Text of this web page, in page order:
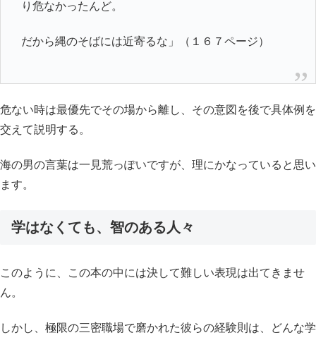
り危なかったんど。
だから縄のそばには近寄るな」（１６７ページ）
危ない時は最優先でその場から離し、その意図を後で具体例を
交えて説明する。
海の男の言葉は一見荒っぽいですが、理にかなっていると思い
ます。
学はなくても、智のある人々
このように、この本の中には決して難しい表現は出てきませ
ん。
しかし、極限の三密職場で磨かれた彼らの経験則は、どんな学